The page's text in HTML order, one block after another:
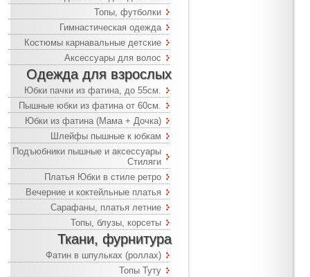
Топы, футболки
Гимнастическая одежда
Костюмы карнавальные детские
Аксессуары для волос
Одежда для взрослых
Юбки пачки из фатина, до 55см.
Пышные юбки из фатина от 60см.
Юбки из фатина (Мама + Дочка)
Шлейфы пышные к юбкам
Подъюбники пышные и аксессуары
Стиляги
Платья Юбки в стиле ретро
Вечерние и коктейльные платья
Сарафаны, платья летние
Топы, блузы, корсеты
Ткани, фурнитура
Фатин в шпульках (роллах)
Топы Туту